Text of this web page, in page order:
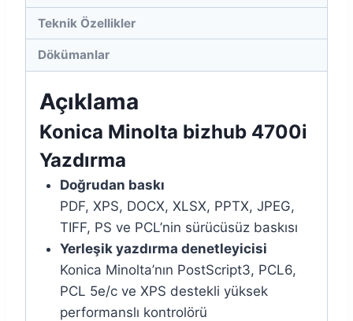
Teknik Özellikler
Dökümanlar
Açıklama
Konica Minolta bizhub 4700i
Yazdırma
Doğrudan baskı
PDF, XPS, DOCX, XLSX, PPTX, JPEG,
TIFF, PS ve PCL’nin sürücüsüz baskısı
Yerleşik yazdırma denetleyicisi
Konica Minolta’nın PostScript3, PCL6,
PCL 5e/c ve XPS destekli yüksek
performanslı kontrolörü